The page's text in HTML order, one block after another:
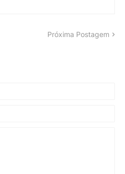
Próxima Postagem